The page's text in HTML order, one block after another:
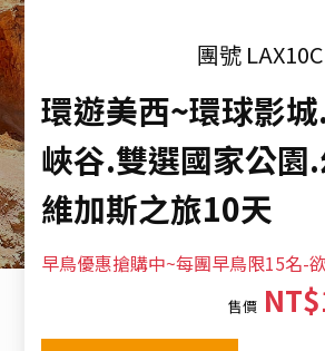
團號
環遊美西~環球影
峽谷.雙選國家公園
維加斯之旅10天
早鳥優惠搶購中~每團早鳥限15名-
售價